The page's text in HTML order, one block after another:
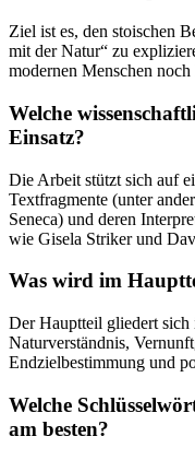
Ziel ist es, den stoischen
mit der Natur“ zu
modernen Menschen
Welche
Einsatz?
Die Arbeit stützt sich auf
Textfragmente (unter
Seneca) und deren
wie Gisela Striker und
Was wird im
Der Hauptteil gliedert
Naturverständnis,
Endzielbestimmung und
Welche
am besten?